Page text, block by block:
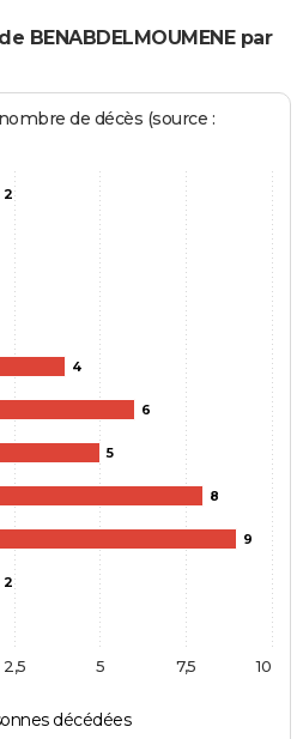
BENABDELMOUMENE par
de décès (source :
2
4
6
5
8
9
2
décédées
10
2,5 5 7,5